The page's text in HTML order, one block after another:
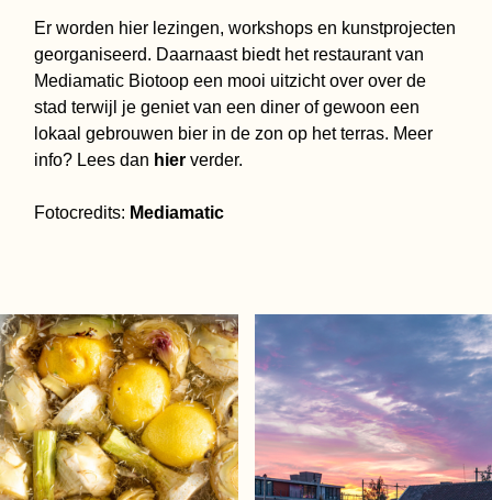
Er worden hier lezingen, workshops en kunstprojecten
georganiseerd. Daarnaast biedt het restaurant van
Mediamatic Biotoop een mooi uitzicht over over de
stad terwijl je geniet van een diner of gewoon een
lokaal gebrouwen bier in de zon op het terras. Meer
info? Lees dan hier verder.
Fotocredits: Mediamatic